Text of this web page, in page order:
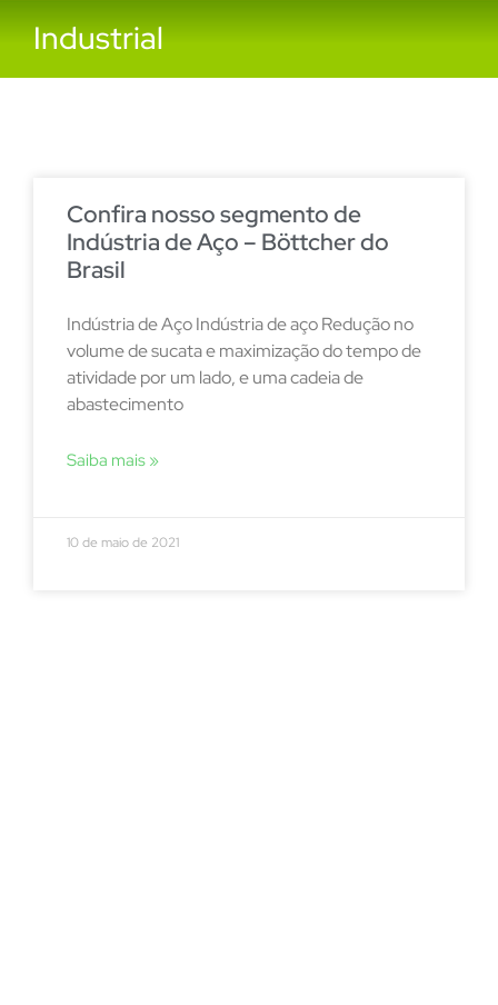
Industrial
Confira nosso segmento de
Indústria de Aço – Böttcher do
Brasil
Indústria de Aço Indústria de aço Redução no
volume de sucata e maximização do tempo de
atividade por um lado, e uma cadeia de
abastecimento
Saiba mais »
10 de maio de 2021